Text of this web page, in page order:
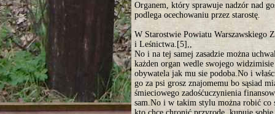
Organem, który sprawuje nadzór nad
podlega ocechowaniu przez starostę.
W Starostwie Powiatu Warszawskiego
i Leśnictwa.[5],,
No i na tej samej zasadzie można
każden organ wedle swojego
obywatela jak mu sie podoba.No i
go za psi grosz znajomemu bo sąsiad
śmieciowego zadośćuczynienia
sam.No i w takim stylu można robić co